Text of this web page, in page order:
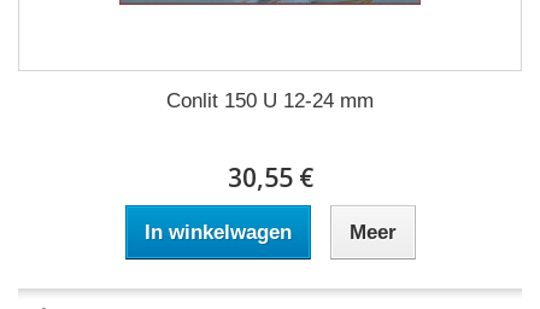
Conlit 150 U 12-24 mm
30,55 €
In winkelwagen Meer